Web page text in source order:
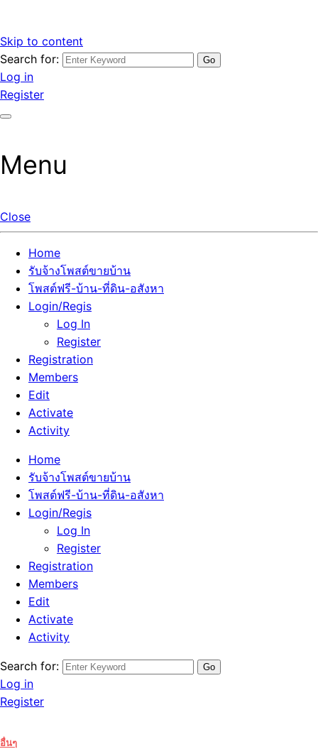
Skip to content
รับจ้างโพสต์ขายบ้านราคาถูก รับโพสต์ลงเว็บขายบ้าน ที่ดิน อสัง
หา โพสต์คุณภาพ ราคาคุ้มค่า แตกต่างกว่า
เว็บไซต์ รับจ้างโพสต์ขายบ้านราคาถูก อสังหา ทีดิน โพสต์ลงเว็บ
ขายบ้าน รับโพสต์ที่ดิน อสังหา เน้นผลงาน รับรองคุณภาพ ติดกู
เกิ้ลหน้าแรกทุกโพสต์ได้จริง ที่เดียวในไทย
Search for:
Log in
Register
Menu
Close
Home
รับจ้างโพสต์ขายบ้าน
โพสต์ฟรี-บ้าน-ที่ดิน-อสังหา
Login/Regis
Log In
Register
Registration
Members
Edit
Activate
Activity
Home
รับจ้างโพสต์ขายบ้าน
โพสต์ฟรี-บ้าน-ที่ดิน-อสังหา
Login/Regis
Log In
Register
Registration
Members
Edit
Activate
Activity
Search for:
Log in
Register
อื่นๆ